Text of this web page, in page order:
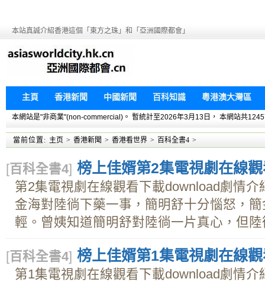
本站真誠介紹香港這個「東方之珠」和「亞洲國際都會」
主頁 香港新聞 中國新聞 百科知識 粵港澳大灣區
本網站是"非商業"(non-commercial)。 暫統計至2026年3月13日， 本網站共
當前位置: 主页 > 香港新聞 > 香港看世界 > 百科全書4 >
[百科全書4] 榜上佳婿第2集電視劇在線
第2集電視劇在線觀看下載download劇情
金海對陸徜下藥一事，簡明舒十分惱怒，
輕。曾姨知道簡明舒對陸徜一片真心，但
[百科全書4] 榜上佳婿第1集電視劇在線
第1集電視劇在線觀看下載download劇情